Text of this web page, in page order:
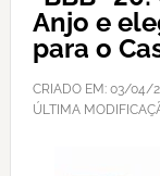
Anjo e
para o
CRIADO EM: 03/04/
ÚLTIMA